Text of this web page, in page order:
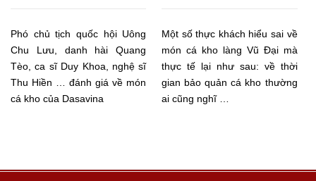
Phó chủ tịch quốc hội Uông
Chu Lưu, danh hài Quang
Tèo, ca sĩ Duy Khoa, nghệ sĩ
Thu Hiền … đánh giá về món
cá kho của Dasavina
Một số thực khách hiểu sai về
món cá kho làng Vũ Đại mà
thực tế lại như sau: về thời
gian bảo quản cá kho thường
ai cũng nghĩ …